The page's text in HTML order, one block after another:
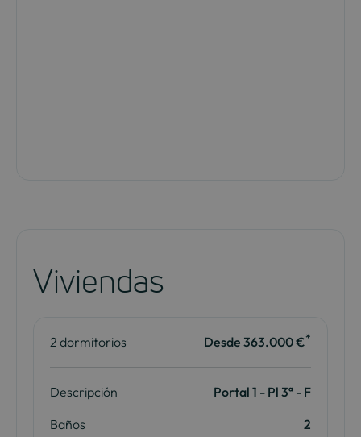
Viviendas
2 dormitorios Desde 363.000 €*
Descripción
Portal 1 - Pl 3ª - F
Baños
2